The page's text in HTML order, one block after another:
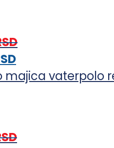
stranici
Opcije
biti
Ovaj
proizvod
Opcije